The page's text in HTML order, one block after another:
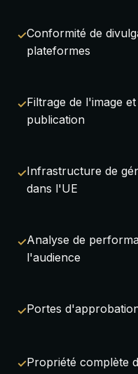
Conformité de
plateformes
Filtrage de l'image
publication
Infrastructure de
dans l'UE
Analyse de
l'audience
Portes
Propriété complète